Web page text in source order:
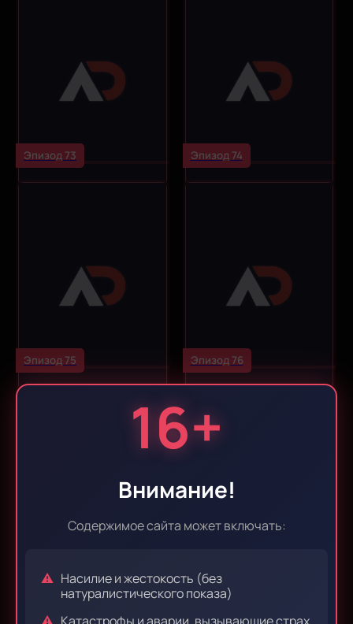
16+
Внимание!
Содержимое сайта может включать:
Насилие и жестокость (без
натуралистического показа)
Эпизод 73 Эпизод 74
Эпизод 75 Эпизод 76